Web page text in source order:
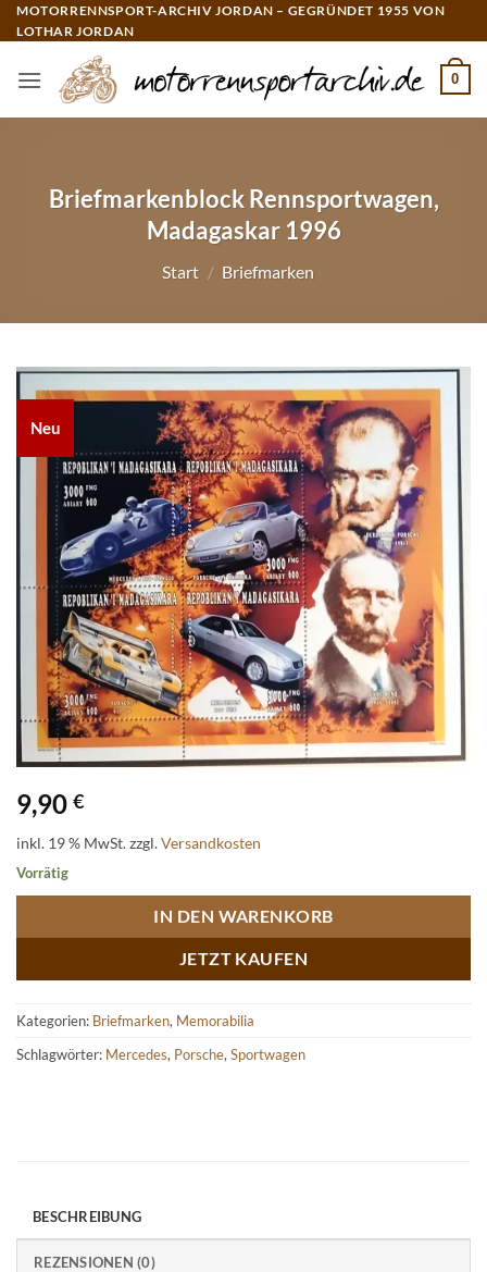
Zum
Inhalt
MOTORRENNSPORT-ARCHIV JORDAN – GEGRÜNDET 1955 VON
LOTHAR JORDAN
0
Briefmarkenblock Rennsportwagen,
Madagaskar 1996
Start / Briefmarken
Neu
9,90 €
inkl. 19 % MwSt.zzgl.Versandkosten
Vorrätig
IN DEN WARENKORB
JETZT KAUFEN
Kategorien: Briefmarken, Memorabilia
Schlagwörter: Mercedes, Porsche, Sportwagen
BESCHREIBUNG
REZENSIONEN (0)